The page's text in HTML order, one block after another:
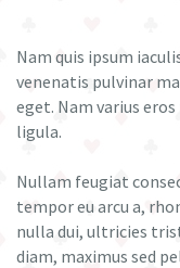
Nam quis ipsum
venenatis pulvinar
eget. Nam varius
ligula.
Nullam feugiat
tempor eu arcu a,
nulla dui, ultricies
diam, maximus sed